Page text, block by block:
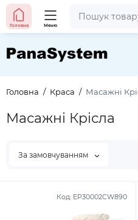
Головна Меню
Головна Краса Масажні
Масажні Крісла
За замовчуванням
Код: EP30002CW890